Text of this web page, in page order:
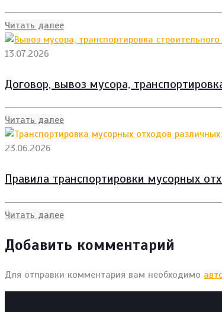
Читать далее
13.07.2026
Договор, вывоз мусора,
Читать далее
23.06.2026
Правила транспортировки мусорных
Читать далее
Добавить комментарий
Для отправки комментария вам необходимо